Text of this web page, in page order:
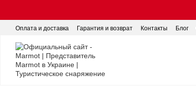
Оплата и доставка Гарантия и возврат Контакты Блог